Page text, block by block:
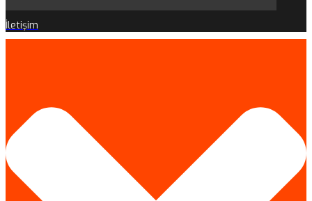
İletişim